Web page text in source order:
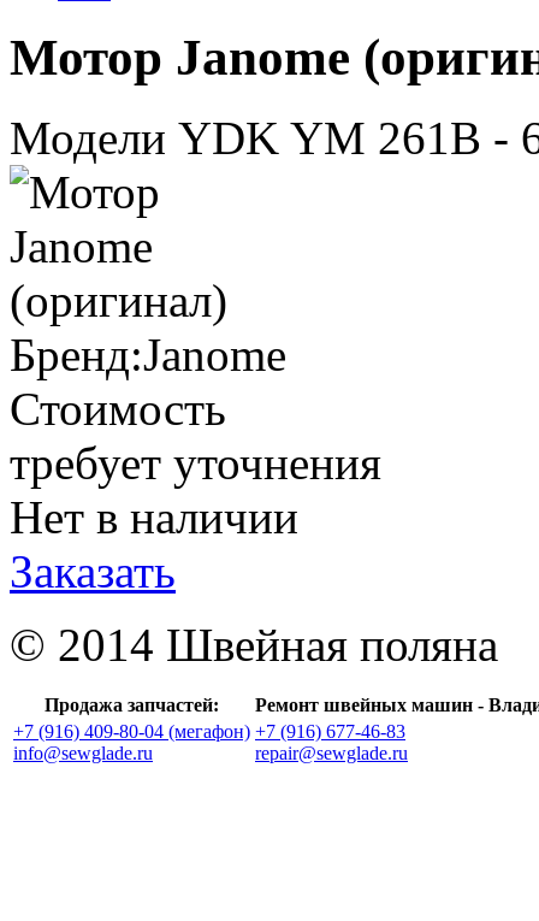
Мотор Janome
Модели YDK YM 261B -
Бренд:Janome
Стоимость
требует уточнения
Нет в наличии
Заказать
© 2014 Швейная поляна
Продажа запчастей:
Ремонт швейных машин -
+7 (916) 409-80-04 (мегафон)
info@sewglade.ru
+7 (916) 677-46-83
repair@sewglade.ru